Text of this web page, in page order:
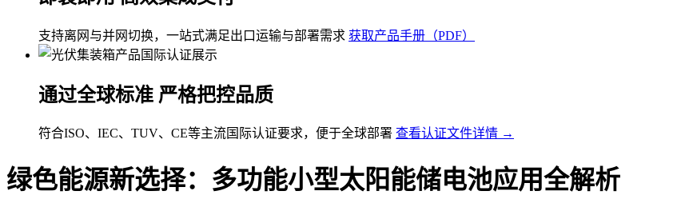
支持离网与并网切换，一站式满足出口运输与部署需求 获取产品手册（PDF）
通过全球标准 严格把控品质
符合ISO、IEC、TUV、CE等主流国际认证要求，便于全球部署 查看认证文件详情 →
绿色能源新选择：多功能小型太阳能储电池应用全解析